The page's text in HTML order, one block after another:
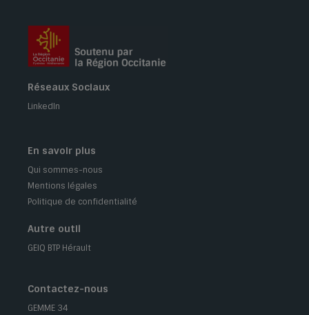
Réseaux Sociaux
LinkedIn
En savoir plus
Qui sommes-nous
Mentions légales
Politique de confidentialité
Autre outil
GEIQ BTP Hérault
Contactez-nous
GEMME 34